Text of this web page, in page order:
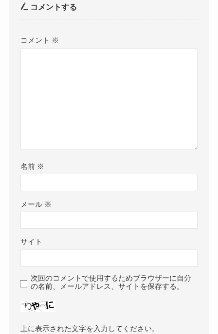
コメントする
コメント ※
名前 ※
メール ※
サイト
次回のコメントで使用するためブラウザーに自分
の名前、メールアドレス、サイトを保存する。
上に表示された文字を入力してください。